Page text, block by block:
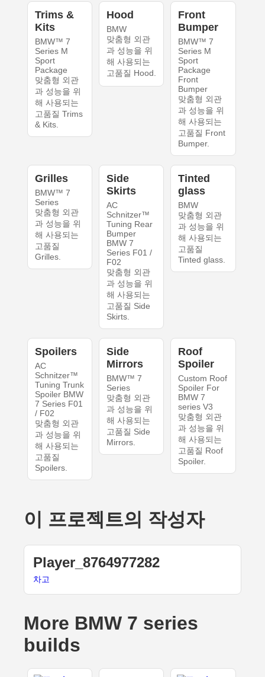
Trims &
Kits
BMW™ 7
Series M
Sport
Package
맞춤형 외관
과 성능을 위
해 사용되는
고품질 Trims
& Kits.
Hood
BMW
맞춤형 외관
과 성능을 위
해 사용되는
고품질 Hood.
Front
Bumper
BMW™ 7
Series M
Sport
Package
Front
Bumper
맞춤형 외관
과 성능을 위
해 사용되는
고품질 Front
Bumper.
Grilles
BMW™ 7
Series
맞춤형 외관
과 성능을 위
해 사용되는
고품질
Grilles.
Side
Skirts
AC
Schnitzer™
Tuning Rear
Bumper
BMW 7
Series F01 /
F02
맞춤형 외관
과 성능을 위
해 사용되는
고품질 Side
Skirts.
Tinted
glass
BMW
맞춤형 외관
과 성능을 위
해 사용되는
고품질
Tinted glass.
Spoilers
AC
Schnitzer™
Tuning Trunk
Spoiler BMW
7 Series F01
/ F02
맞춤형 외관
과 성능을 위
해 사용되는
고품질
Spoilers.
Side
Mirrors
BMW™ 7
Series
맞춤형 외관
과 성능을 위
해 사용되는
고품질 Side
Mirrors.
Roof
Spoiler
Custom Roof
Spoiler For
BMW 7
series V3
맞춤형 외관
과 성능을 위
해 사용되는
고품질 Roof
Spoiler.
이 프로젝트의 작성자
Player_8764977282
차고
More BMW 7 series
builds